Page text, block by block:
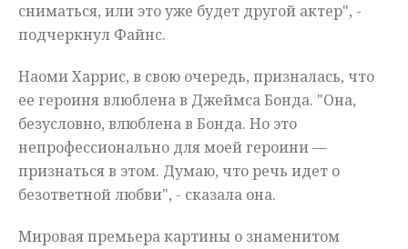
сниматься, или это уже будет другой актер", -
подчеркнул Файнс.
Наоми Харрис, в свою очередь, призналась, что
ее героиня влюблена в Джеймса Бонда. "Она,
безусловно, влюблена в Бонда. Но это
непрофессионально для моей героини —
признаться в этом. Думаю, что речь идет о
безответной любви", - сказала она.
Мировая премьера картины о знаменитом